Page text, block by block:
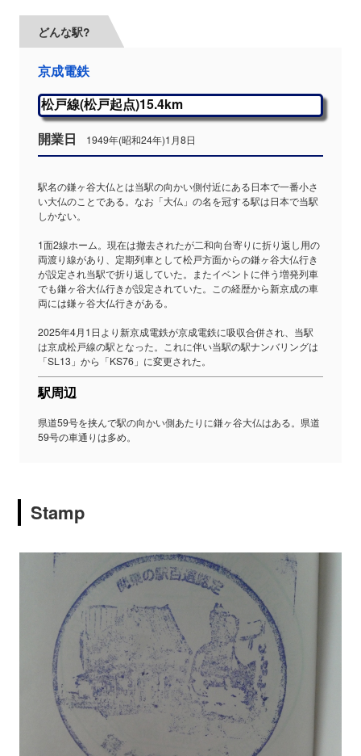
どんな駅?
京成電鉄
松戸線(松戸起点)15.4km
開業日
1949年(昭和24年)1月8日
駅名の鎌ヶ谷大仏とは当駅の向かい側付近にある日本で一番小さ
い大仏のことである。なお「大仏」の名を冠する駅は日本で当駅
しかない。
1面2線ホーム。現在は撤去されたが二和向台寄りに折り返し用の
両渡り線があり、定期列車として松戸方面からの鎌ヶ谷大仏行き
が設定され当駅で折り返していた。またイベントに伴う増発列車
でも鎌ヶ谷大仏行きが設定されていた。この経歴から新京成の車
両には鎌ヶ谷大仏行きがある。
2025年4月1日より新京成電鉄が京成電鉄に吸収合併され、当駅
は京成松戸線の駅となった。これに伴い当駅の駅ナンバリングは
「SL13」から「KS76」に変更された。
駅周辺
県道59号を挟んで駅の向かい側あたりに鎌ヶ谷大仏はある。県道
59号の車通りは多め。
Stamp